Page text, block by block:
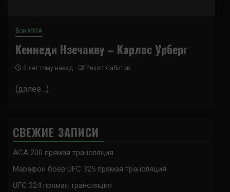
Бои ММА
Кеннеди Нзечакву – Карлос Урберг
5 лет тому назад Решит Сабитов
(далее…)
СВЕЖИЕ ЗАПИСИ
ACA 200 прямая трансляция
Марафон боев UFC 325 прямая трансляция
UFC 324 прямая трансляция